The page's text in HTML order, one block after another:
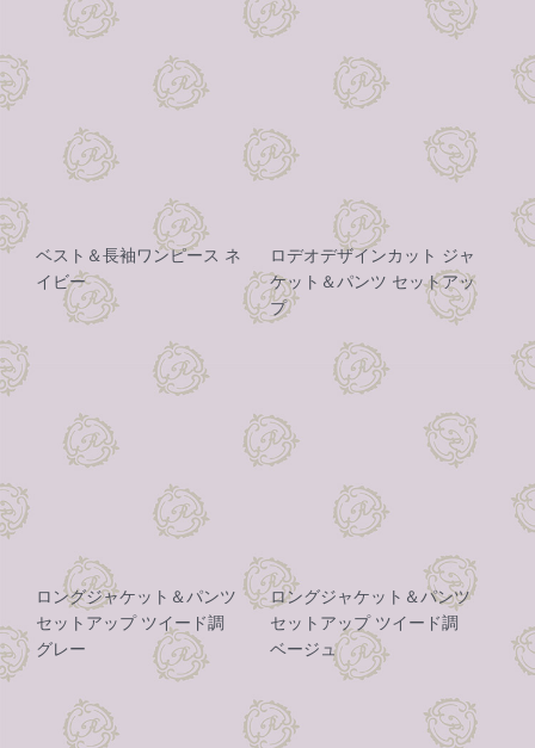
ベスト＆長袖ワンピース ネ
イビー
ロデオデザインカット ジャ
ケット＆パンツ セットアッ
プ
ロングジャケット＆パンツ
セットアップ ツイード調
グレー
ロングジャケット＆パンツ
セットアップ ツイード調
ベージュ